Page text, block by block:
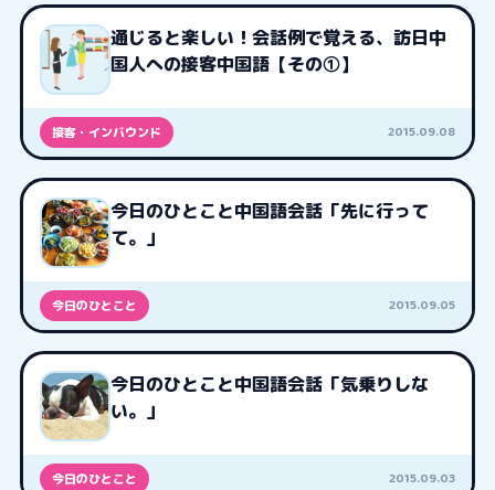
通じると楽しい！会話例で覚える、訪日中
国人への接客中国語【その①】
接客・インバウンド 2015.09.08
今日のひとこと中国語会話「先に行って
て。」
今日のひとこと 2015.09.05
今日のひとこと中国語会話「気乗りしな
い。」
今日のひとこと 2015.09.03